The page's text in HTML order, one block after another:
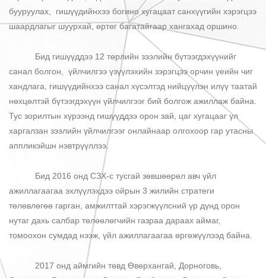
бууруулах, гишүүдийнхээ богино хугацаат санхүүгийн хэрэгцээ
шаардлагыг шуурхай, өртөг багатайгаар хангахад оршино.
Бид гишүүддээ 12 төрлийн зээлийн бүтээгдэхүүнийг
санал болгон, үйлчилгээ үзүүлэхийн зэрэгцээ орчин үеийн чиг
хандлага, гишүүдийнхээ санал хүсэлтэд нийцүүлэн илүү таатай
нөхцөлтэй бүтээгдэхүүн үйлчилгээг бий болгож ажиллаж байна.
Тус зорилтын хүрээнд гишүүддээ орон зай, цаг хугацааг үл
харгалзан зээлийн үйлчилгээг онлайнаар олгохоор гар утасны
аппликэйшн нэвтрүүллээ.
Бид 2016 онд СЗХ-с тусгай зөвшөөрөл авч үйл
ажиллагаагаа эхлүүлэхдээ ойрын 3 жилийн стратеги
төлөвлөгөө гарган, амжилттай хэрэгжүүлсний үр дүнд орон
нутаг дахь салбар төлөөлөгчийн газраа дараах аймаг,
томоохон сумдад нээж, үйл ажиллагаагаа өргөжүүлээд байна.
2017 онд аймгийн төвд Өвөрхангай, Дорноговь,